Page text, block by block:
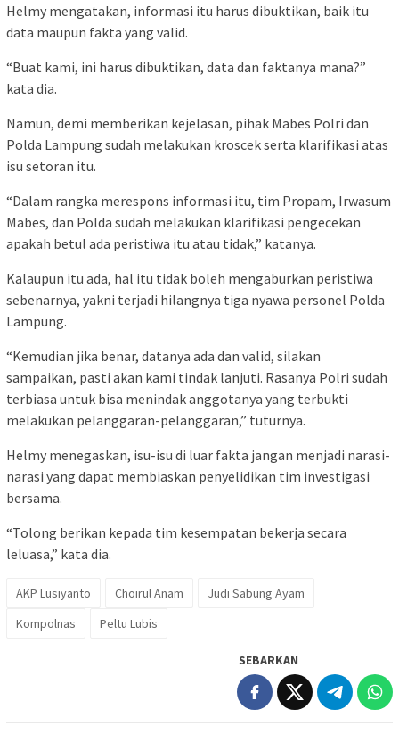
Helmy mengatakan, informasi itu harus dibuktikan, baik itu
data maupun fakta yang valid.
“Buat kami, ini harus dibuktikan, data dan faktanya mana?”
kata dia.
Namun, demi memberikan kejelasan, pihak Mabes Polri dan
Polda Lampung sudah melakukan kroscek serta klarifikasi atas
isu setoran itu.
“Dalam rangka merespons informasi itu, tim Propam, Irwasum
Mabes, dan Polda sudah melakukan klarifikasi pengecekan
apakah betul ada peristiwa itu atau tidak,” katanya.
Kalaupun itu ada, hal itu tidak boleh mengaburkan peristiwa
sebenarnya, yakni terjadi hilangnya tiga nyawa personel Polda
Lampung.
“Kemudian jika benar, datanya ada dan valid, silakan
sampaikan, pasti akan kami tindak lanjuti. Rasanya Polri sudah
terbiasa untuk bisa menindak anggotanya yang terbukti
melakukan pelanggaran-pelanggaran,” tuturnya.
Helmy menegaskan, isu-isu di luar fakta jangan menjadi narasi-
narasi yang dapat membiaskan penyelidikan tim investigasi
bersama.
“Tolong berikan kepada tim kesempatan bekerja secara
leluasa,” kata dia.
AKP Lusiyanto Choirul Anam
Judi Sabung Ayam
Kompolnas
Peltu Lubis
SEBARKAN